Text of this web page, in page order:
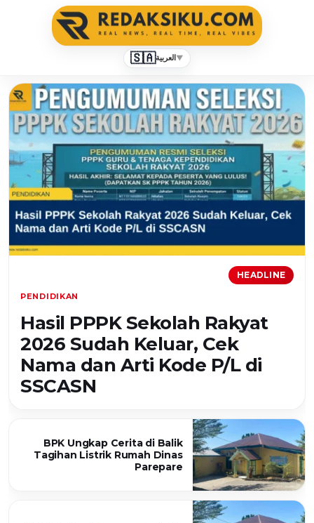
🇸🇦العربية▼
redaksiku.com
HEADLINE
PENDIDIKAN
Hasil PPPK Sekolah Rakyat
2026 Sudah Keluar, Cek
Nama dan Arti Kode P/L di
SSCASN
BPK Ungkap Cerita di Balik
Tagihan Listrik Rumah Dinas
Parepare